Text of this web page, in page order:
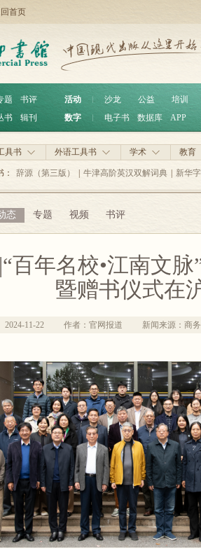
首页
题
书评
书 辑刊
活动 沙龙 公益
培训
数字
电子书 数据库 APP
具书 外语工具书 学术 教育
辞源（第三版） 牛津高阶英汉双解词典 新华
态 专题 视频 书评
百年名校•江南文
暨赠书仪式在
2024-11-22 作者：官网报道 新闻来源：商